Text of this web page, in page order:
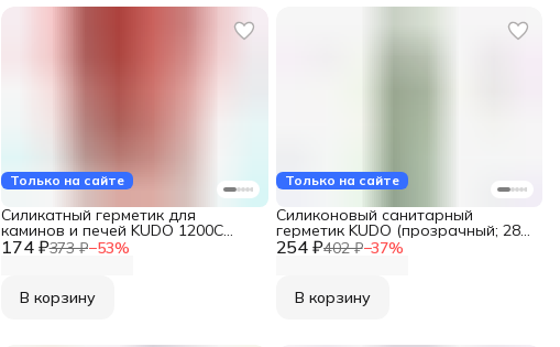
Только на сайте
174 ₽373 ₽−53%
Силикатный герметик для
каминов и печей KUDO 1200С
черный 280 мл KSK-702
В корзину
Только на сайте
254 ₽402 ₽−37%
Силиконовый санитарный
герметик KUDO (прозрачный; 280
мл) KSK-120
В корзину